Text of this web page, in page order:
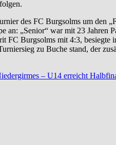
des FC Burgsolms um den
an: „Senior“ war mit 23 Jahren
FC Burgsolms mit 4:3,
zu Buche stand, der
– U14 erreicht